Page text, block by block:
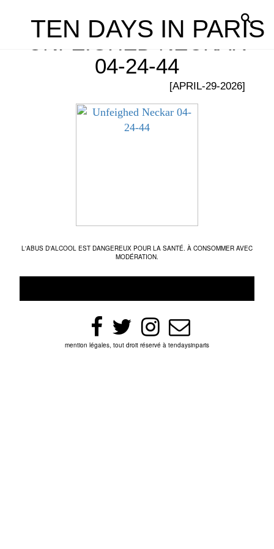
TEN DAYS IN PARIS
UNFEIGHED NECKAR
04-24-44
[APRIL-29-2026]
L'ABUS D'ALCOOL EST DANGEREUX POUR LA SANTÉ. À CONSOMMER AVEC
MODÉRATION.
mention légales, tout droit réservé à tendaysinparis